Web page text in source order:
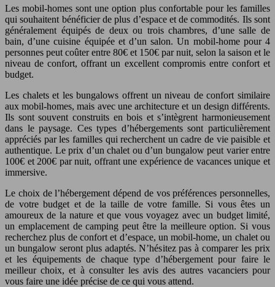
Les mobil-homes sont une option plus confortable pour les familles
qui souhaitent bénéficier de plus d’espace et de commodités. Ils sont
généralement équipés de deux ou trois chambres, d’une salle de
bain, d’une cuisine équipée et d’un salon. Un mobil-home pour 4
personnes peut coûter entre 80€ et 150€ par nuit, selon la saison et le
niveau de confort, offrant un excellent compromis entre confort et
budget.
Les chalets et les bungalows offrent un niveau de confort similaire
aux mobil-homes, mais avec une architecture et un design différents.
Ils sont souvent construits en bois et s’intègrent harmonieusement
dans le paysage. Ces types d’hébergements sont particulièrement
appréciés par les familles qui recherchent un cadre de vie paisible et
authentique. Le prix d’un chalet ou d’un bungalow peut varier entre
100€ et 200€ par nuit, offrant une expérience de vacances unique et
immersive.
Le choix de l’hébergement dépend de vos préférences personnelles,
de votre budget et de la taille de votre famille. Si vous êtes un
amoureux de la nature et que vous voyagez avec un budget limité,
un emplacement de camping peut être la meilleure option. Si vous
recherchez plus de confort et d’espace, un mobil-home, un chalet ou
un bungalow seront plus adaptés. N’hésitez pas à comparer les prix
et les équipements de chaque type d’hébergement pour faire le
meilleur choix, et à consulter les avis des autres vacanciers pour
vous faire une idée précise de ce qui vous attend.